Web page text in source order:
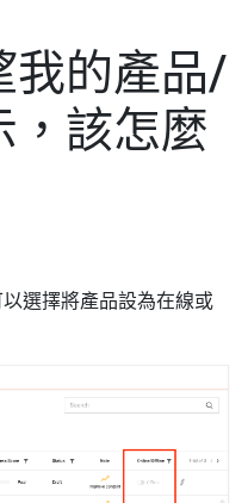
我的產品/
，該怎麼
選擇將產品設為在線或